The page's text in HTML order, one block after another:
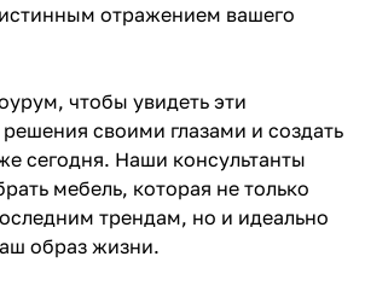
отражением вашего
чтобы увидеть эти
своими глазами и создать
сегодня. Наши консультанты
мебель, которая не только
трендам, но и идеально
образ жизни.